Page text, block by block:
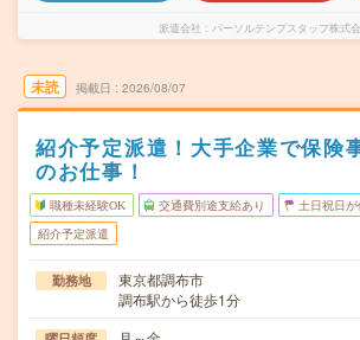
派遣会社 パーソルテンプスタッフ株式
未読 掲載日 2026/08/07
紹介予定派遣！大手企業で保険
のお仕事！
職種未経験OK 交通費別途支給あり 土日祝日が
紹介予定派遣
勤務地
東京都調布市
調布駅から徒歩1分